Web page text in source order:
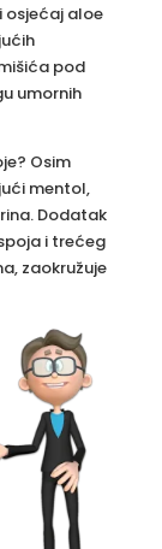
osjećaj aloe
pod
umornih
Osim
mentol,
Dodatak
i trećeg
zaokružuje